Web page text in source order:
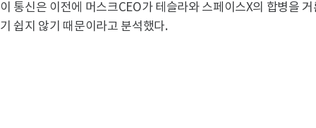
이 통신은 이전에 머스크CEO가 테슬라와 스페이스X의 합병을
기 쉽지 않기 때문이라고 분석했다.